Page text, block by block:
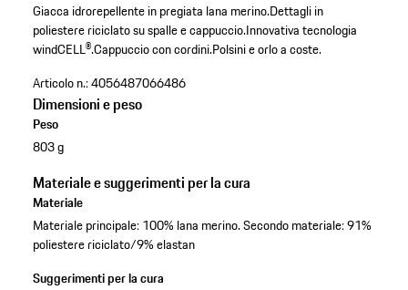
Giacca idrorepellente in pregiata lana merino.Dettagli in
poliestere riciclato su spalle e cappuccio.Innovativa tecnologia
windCELL®.Cappuccio con cordini.Polsini e orlo a coste.
Articolo n.:4056487066486
Dimensioni e peso
Peso
803 g
Materiale e suggerimenti per la cura
Materiale
Materiale principale: 100% lana merino. Secondo materiale: 91%
poliestere riciclato/9% elastan
Suggerimenti per la cura